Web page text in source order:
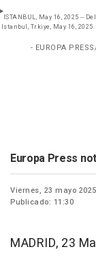
ISTANBUL, May 16, 2025 -- Delegations of Russia and Ukraine are pictured during a meeting in
Istanbul, Trkiye, May 16,
- EUROPA
Europa Press
Viernes, 23 mayo 2025
Publicado: 11:30
MADRID, 23